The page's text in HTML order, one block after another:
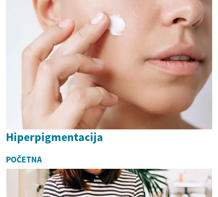
Hiperpigmentacija
POČETNA